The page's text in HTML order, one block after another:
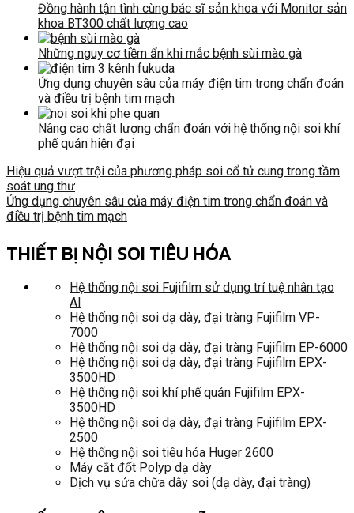
Đồng hành tận tình cùng bác sĩ sản khoa với Monitor sản
khoa BT300 chất lượng cao
Những nguy cơ tiềm ẩn khi mắc bệnh sùi mào gà
Ứng dụng chuyên sâu của máy điện tim trong chẩn đoán
và điều trị bệnh tim mạch
Nâng cao chất lượng chẩn đoán với hệ thống nội soi khí
phế quản hiện đại
Hiệu quả vượt trội của phương pháp soi cổ tử cung trong tầm
soát ung thư
Ứng dụng chuyên sâu của máy điện tim trong chẩn đoán và
điều trị bệnh tim mạch
THIẾT BỊ NỘI SOI TIÊU HÓA
Hệ thống nội soi Fujifilm sử dụng trí tuệ nhân tạo
AI
Hệ thống nội soi dạ dày, đại tràng Fujifilm VP-
7000
Hệ thống nội soi dạ dày, đại tràng Fujifilm EP-6000
Hệ thống nội soi dạ dày, đại tràng Fujifilm EPX-
3500HD
Hệ thống nội soi khí phế quản Fujifilm EPX-
3500HD
Hệ thống nội soi dạ dày, đại tràng Fujifilm EPX-
2500
Hệ thống nội soi tiêu hóa Huger 2600
Máy cắt đốt Polyp dạ dày
Dịch vụ sửa chữa dây soi (dạ dày, đại tràng)